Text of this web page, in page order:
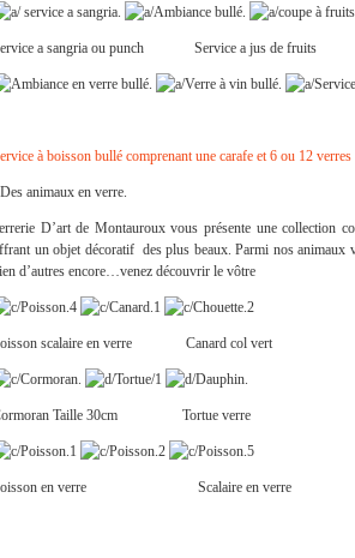
a sangria ou punch Service a jus de fruits
à boisson bullé comprenant une carafe et 6 ou 12 verres
animaux en verre.
D’art de Montauroux vous présente une collection
un objet décoratif des plus beaux. Parmi nos animaux
d’autres encore…venez découvrir le vôtre
scalaire en verre Canard col vert
Taille 30cm Tortue verre
en verre Scalaire en verre